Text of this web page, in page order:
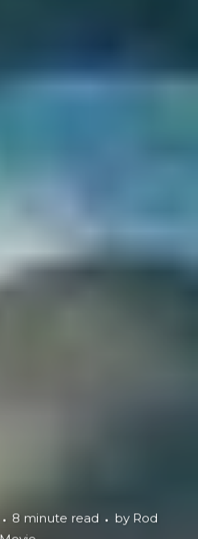
8 minute read by Rod